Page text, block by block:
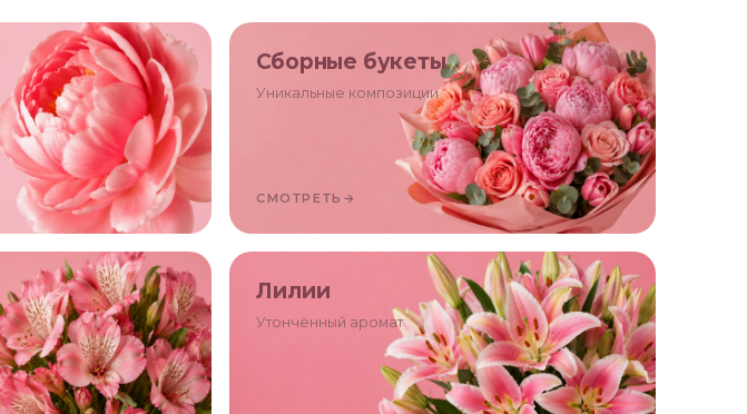
Сборные букеты
Уникальные композиции
СМОТРЕТЬ →
Лилии
Утончённый аромат